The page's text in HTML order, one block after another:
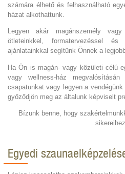
számára élhető és felhasználható
házat alkothattunk.
Legyen akár magánszemély
ötleteinkkel, formatervezéssel
ajánlatainkkal segítünk Önnek a
Ha Ön is magán- vagy közületi célú
vagy wellness-ház
csapatunkat vagy legyen a
győződjön meg az általunk képviselt
Bízunk benne, hogy
Egyedi